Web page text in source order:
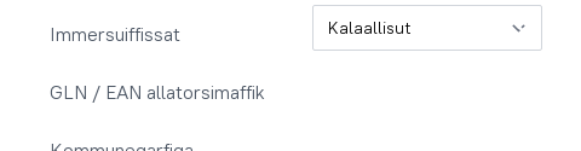
Immersuiffissat
GLN / EAN allatorsimaffik
Oqaatsit / Sprog